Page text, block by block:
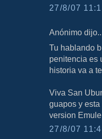
27/8/07
Anónimo
Tu hablando
penitencia es
historia va a
Viva San
guapos y
version
27/8/07